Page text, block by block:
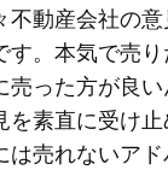
不動産会社の
す。本気で売
売った方が良
を素直に受け
は売れないア